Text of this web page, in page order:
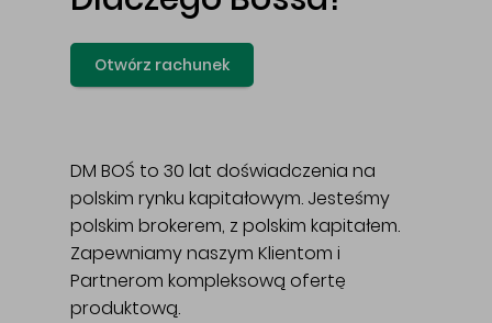
Otwórz rachunek
DM BOŚ to 30 lat doświadczenia na
polskim rynku kapitałowym. Jesteśmy
polskim brokerem, z polskim kapitałem.
Zapewniamy naszym Klientom i
Partnerom kompleksową ofertę
produktową.